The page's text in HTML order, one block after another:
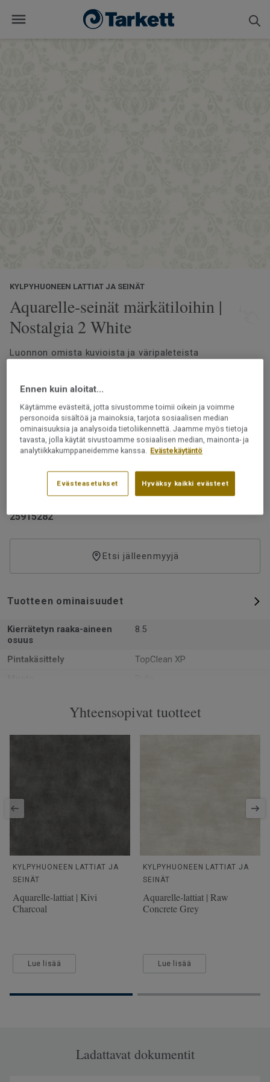
KYLPYHUONEEN LATTIAT JA SEINÄT
Aquarelle-seinät märkätiloihin |
Nostalgia 2 White
Luonnon omista kuvioista ja väripaleteista
ja marmorikuoseista sekä sementtipinnoista aina
botanisiin yksityiskohtiin ja graafisiin kuvioihin
modernilla ja tyylikkäällä ilmeellä.
Päällysteet saa asentaa märkätiloihin vain
ammattilainen.
Lue lisää
Märkätilan tapetti vedenpitävällä designilla
Helppohoitoinen
Ftalaatiton
25915282
Etsi jälleenmyyjä
Tuotteen ominaisuudet
Kierrätetyn raaka-aineen
osuus
8.5
Pintakäsittely
TopClean XP
Euroopassa Europe
Paino
1.5
Yhteensopivat tuotteet
KYLPYHUONEEN LATTIAT JA
SEINÄT
Aquarelle-lattiat | Kivi
Charcoal
Lue lisää
KYLPYHUONEEN LATTIAT JA
SEINÄT
Aquarelle-lattiat | Raw
Concrete Grey
Lue lisää
Ladattavat dokumentit
Ennen kuin aloitat...
Käytämme evästeitä, jotta sivustomme toimii oikein ja voimme
personoida sisältöä ja mainoksia, tarjota sosiaalisen median
ominaisuuksia ja analysoida tietoliikennettä. Jaamme myös tietoja
tavasta, jolla käytät sivustoamme sosiaalisen median, mainonta- ja
analytiikkakumppaneidemme kanssa. Evästekäytäntö
Evästeasetukset Hyväksy kaikki evästeet